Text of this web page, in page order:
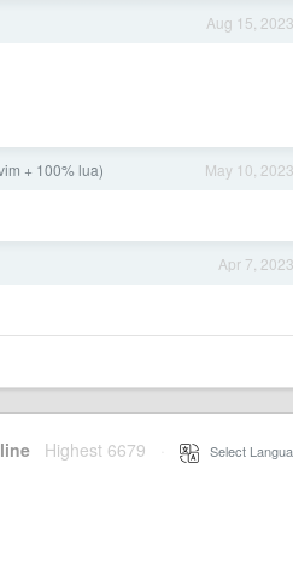
Aug 15, 2023
May 10, 2023
+ 100% lua)
Apr 7, 2023
Highest 6679 Select